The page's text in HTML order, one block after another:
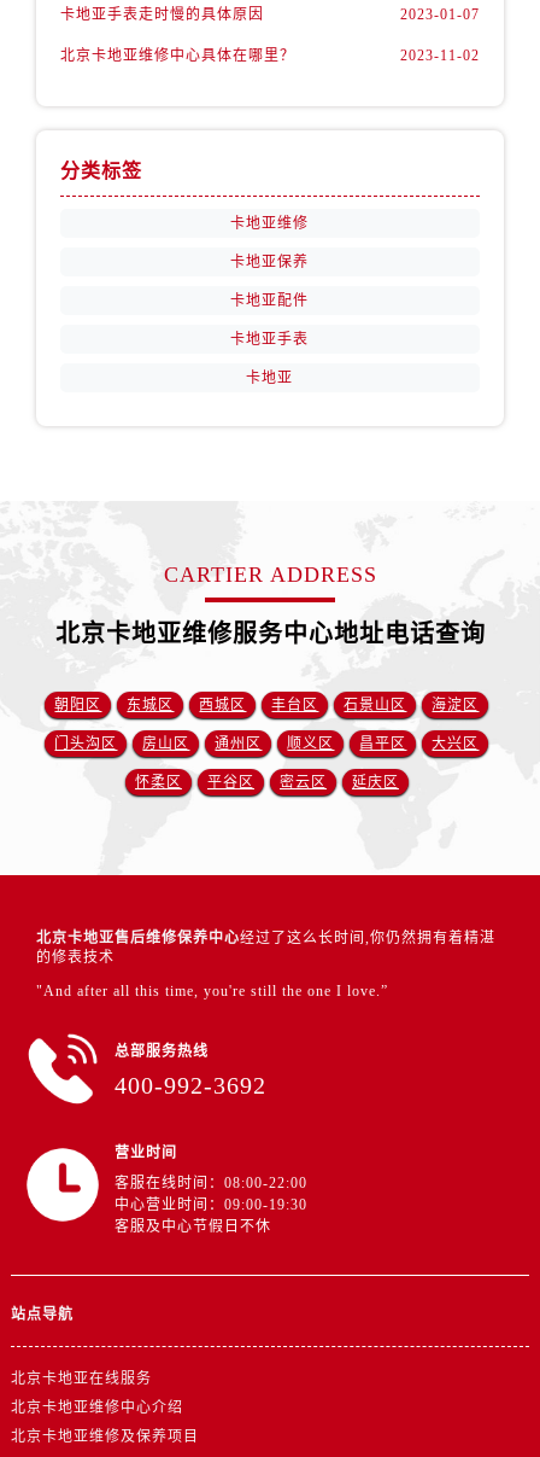
卡地亚手表走时慢的具体原因 2023-01-07
北京卡地亚维修中心具体在哪里？ 2023-11-02
分类标签
卡地亚维修
卡地亚保养
卡地亚配件
卡地亚手表
卡地亚
CARTIER ADDRESS
北京卡地亚维修服务中心地址电话查询
朝阳区 东城区 西城区 丰台区 石景山区 海淀区
门头沟区 房山区 通州区 顺义区 昌平区 大兴区
怀柔区 平谷区 密云区 延庆区
北京卡地亚售后维修保养中心经过了这么长时间,你仍然拥有着精湛
的修表技术
"And after all this time, you're still the one I love.”
总部服务热线
400-992-3692
营业时间
客服在线时间：08:00-22:00
中心营业时间：09:00-19:30
客服及中心节假日不休
站点导航
北京卡地亚在线服务
北京卡地亚维修中心介绍
北京卡地亚维修及保养项目